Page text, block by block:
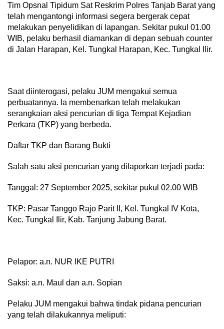
​Tim Opsnal Tipidum Sat Reskrim Polres Tanjab Barat yang
telah mengantongi informasi segera bergerak cepat
melakukan penyelidikan di lapangan. Sekitar pukul 01.00
WIB, pelaku berhasil diamankan di depan sebuah counter
di Jalan Harapan, Kel. Tungkal Harapan, Kec. Tungkal Ilir.
​Saat diinterogasi, pelaku JUM mengakui semua
perbuatannya. Ia membenarkan telah melakukan
serangkaian aksi pencurian di tiga Tempat Kejadian
Perkara (TKP) yang berbeda.
​Daftar TKP dan Barang Bukti
​Salah satu aksi pencurian yang dilaporkan terjadi pada:
​Tanggal: 27 September 2025, sekitar pukul 02.00 WIB
​TKP: Pasar Tanggo Rajo Parit II, Kel. Tungkal IV Kota,
Kec. Tungkal Ilir, Kab. Tanjung Jabung Barat.
​Pelapor: a.n. NUR IKE PUTRI
​Saksi: a.n. Maul dan a.n. Sopian
​Pelaku JUM mengakui bahwa tindak pidana pencurian
yang telah dilakukannya meliputi: